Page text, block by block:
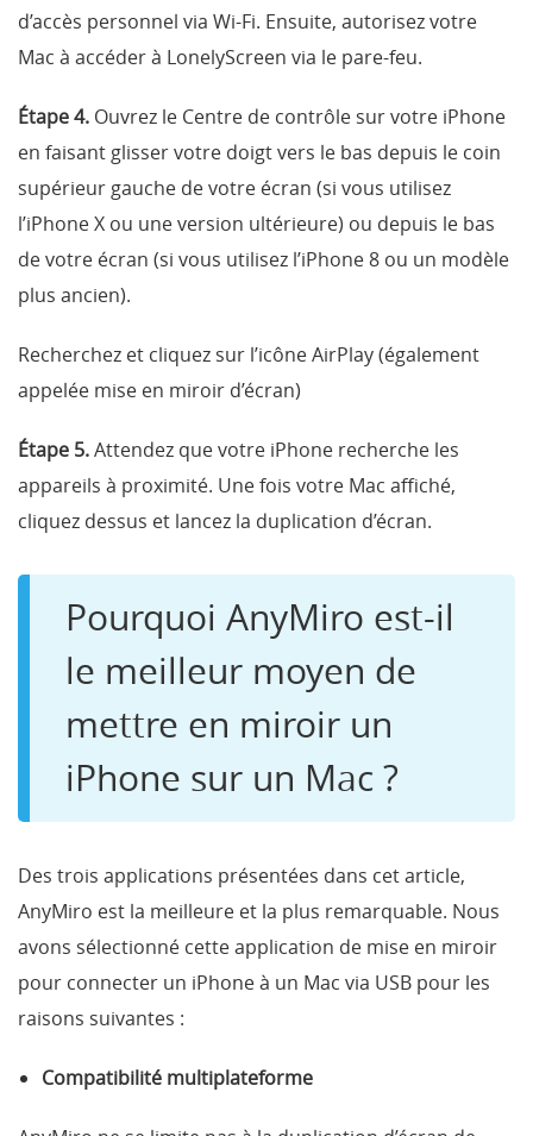
d’accès personnel via Wi-Fi. Ensuite, autorisez votre
Mac à accéder à LonelyScreen via le pare-feu.
Étape 4. Ouvrez le Centre de contrôle sur votre iPhone
en faisant glisser votre doigt vers le bas depuis le coin
supérieur gauche de votre écran (si vous utilisez
l’iPhone X ou une version ultérieure) ou depuis le bas
de votre écran (si vous utilisez l’iPhone 8 ou un modèle
plus ancien).
Recherchez et cliquez sur l’icône AirPlay (également
appelée mise en miroir d’écran)
Étape 5.Attendez que votre iPhone recherche les
appareils à proximité. Une fois votre Mac affiché,
cliquez dessus et lancez la duplication d’écran.
Pourquoi AnyMiro est-il
le meilleur moyen de
mettre en miroir un
iPhone sur un Mac ?
Des trois applications présentées dans cet article,
AnyMiro est la meilleure et la plus remarquable. Nous
avons sélectionné cette application de mise en miroir
pour connecter un iPhone à un Mac via USB pour les
raisons suivantes :
Compatibilité multiplateforme